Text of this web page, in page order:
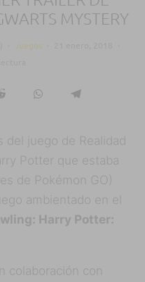
MYSTERY
Juegos
juego de Realidad
Potter que estaba
de Pokémon GO)
ambientado en el
Harry Potter:
colaboración con